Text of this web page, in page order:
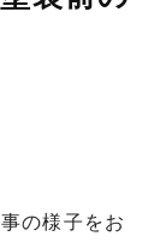
の様子をお